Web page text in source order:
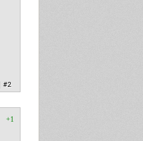
#2
+1